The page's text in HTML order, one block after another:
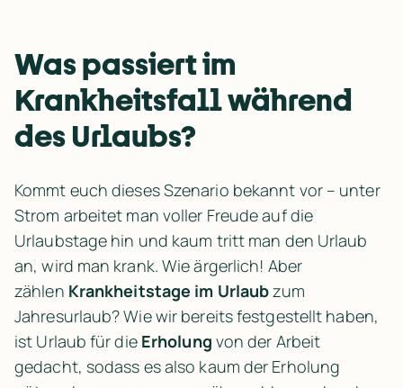
Was passiert im
Krankheitsfall während
des Urlaubs?
Kommt euch dieses Szenario bekannt vor – unter
Strom arbeitet man voller Freude auf die
Urlaubstage hin und kaum tritt man den Urlaub
an, wird man krank. Wie ärgerlich! Aber
zählen Krankheitstage im Urlaub zum
Jahresurlaub? Wie wir bereits festgestellt haben,
ist Urlaub für die Erholung von der Arbeit
gedacht, sodass es also kaum der Erholung